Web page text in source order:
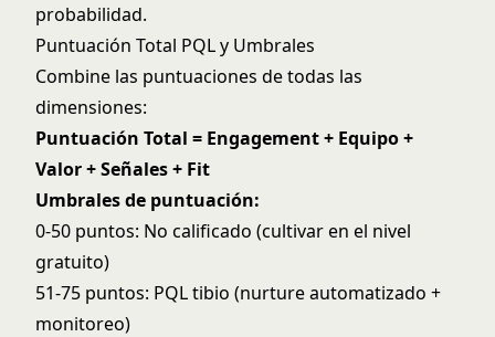
probabilidad.
Puntuación Total PQL y Umbrales
Combine las puntuaciones de todas las
dimensiones:
Puntuación Total = Engagement + Equipo +
Valor + Señales + Fit
Umbrales de puntuación:
0-50 puntos: No calificado (cultivar en el nivel
gratuito)
51-75 puntos: PQL tibio (nurture automatizado +
monitoreo)